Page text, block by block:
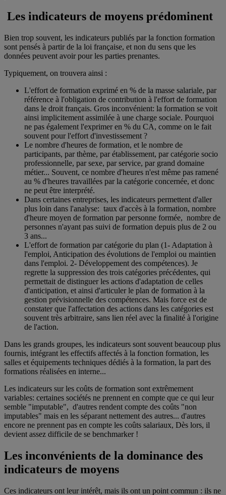
Les indicateurs de moyens prédominent
Bien trop souvent, les indicateurs publiés par la fonction formation
sont pensés à partir de la loi française, et non du sens que les
données peuvent avoir pour les parties prenantes.
Typiquement, on trouvera ainsi :
L'effort de formation exprimé en % de la masse salariale, par
référence à l'obligation de contribution à l'effort de formation
dans le droit français. Gros inconvénient: la formation se voit
ainsi implicitement assimilée à une charge sociale. Pourquoi
ne pas également l'exprimer en % du CA, comme on le fait
souvent pour l'effort d'investissement ?
Le nombre d'heures de formation, et le nombre de
participants, par thème, par établissement, par catégorie socio
professionnelle, par sexe, par service, par grand domaine
métier... Souvent, ce nombre d'heures n'est même pas ramené
au % d'heures travaillées par la catégorie concernée, et donc
ne peut être interprété.
Dans certaines entreprises, les indicateurs permettent d'aller
plus loin dans l'analyse: taux d'accès à la formation, nombre
d'heure moyen de formation par personne formée, nombre de
personnes n'ayant pas suivi de formation depuis plus de 2 ou
3 ans...
L'effort de formation par catégorie du plan (1- Adaptation à
l'emploi, Anticipation des évolutions de l'emploi ou maintien
dans l'emploi. 2- Développement des compétences). Je
regrette la suppression des trois catégories précédentes, qui
permettait de distinguer les actions d'adaptation de celles
d'anticipation, et ainsi d'articuler le plan de formation à la
gestion prévisionnelle des compétences. Mais force est de
constater que l'affectation des actions dans les catégories est
souvent très arbitraire, sans lien réel avec la finalité à l'origine
de l'action.
Dans les grands groupes, les indicateurs sont souvent beaucoup plus
fournis, intégrant les effectifs affectés à la fonction formation, les
salles et équipements techniques dédiés à la formation, la part des
formations réalisées en interne...
Les indicateurs sur les coûts de formation sont extrêmement
variables: certaines sociétés ne prennent en compte que ce qui leur
semble "imputable", d'autres rendent compte des coûts "non
imputables" mais en les séparant nettement des autres... d'autres
encore ne prennent pas en compte les coûts salariaux, Dès lors, il
devient assez difficile de se benchmarker !
Les inconvénients de la dominance des
indicateurs de moyens
Ces indicateurs ont leur intérêt, mais ils ont un point commun : ils ne